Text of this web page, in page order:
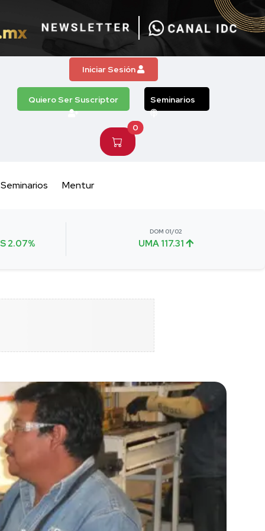
Iniciar Sesión
Quiero Ser Suscriptor Seminarios
0
Seminarios Mentur
2.07%
DOM 01/02
UMA 117.31